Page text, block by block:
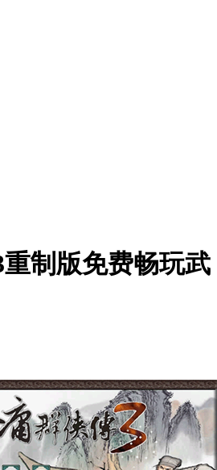
制版免费畅玩武